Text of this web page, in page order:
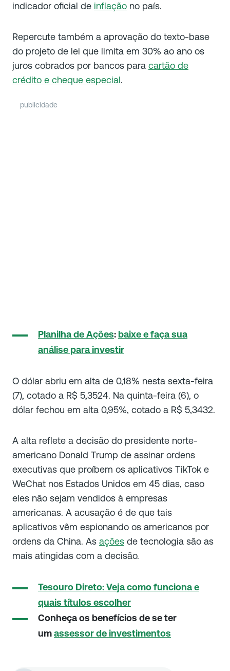
indicador oficial de inflação no país.
Repercute também a aprovação do texto-base
do projeto de lei que limita em 30% ao ano os
juros cobrados por bancos para cartão de
crédito e cheque especial.
publicidade
Planilha de Ações: baixe e faça sua
análise para investir
O dólar abriu em alta de 0,18% nesta sexta-feira
(7), cotado a R$ 5,3524. Na quinta-feira (6), o
dólar fechou em alta 0,95%, cotado a R$ 5,3432.
A alta reflete a decisão do presidente norte-
americano Donald Trump de assinar ordens
executivas que proíbem os aplicativos TikTok e
WeChat nos Estados Unidos em 45 dias, caso
eles não sejam vendidos à empresas
americanas. A acusação é de que tais
aplicativos vêm espionando os americanos por
ordens da China. As ações de tecnologia são as
mais atingidas com a decisão.
Tesouro Direto: Veja como funciona e
quais títulos escolher
Conheça os benefícios de se ter
umassessor de investimentos